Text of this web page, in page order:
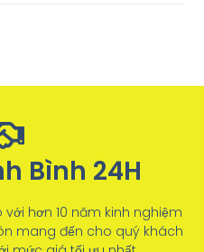
Bình 24H
với hơn 10 năm kinh nghiệm
mang đến cho quý khách